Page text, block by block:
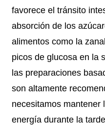
favorece el tránsito
absorción de los
alimentos como la
picos de glucosa en la
las preparaciones
son altamente
necesitamos mantener
energía durante la